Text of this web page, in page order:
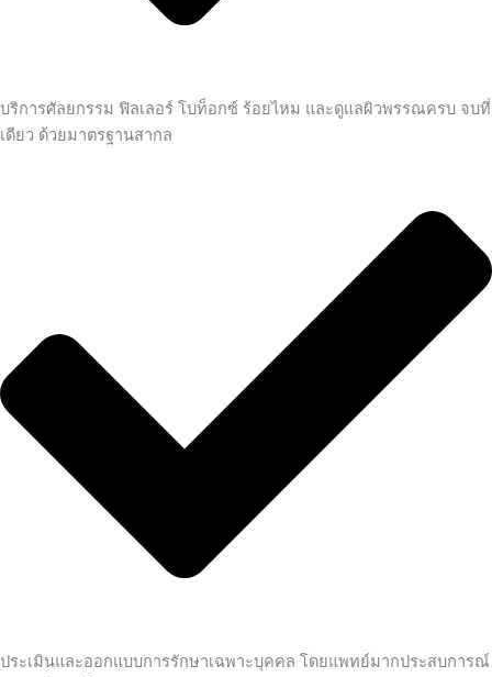
บริการศัลยกรรม ฟิลเลอร์ โบท็อกซ์ ร้อยไหม และดูแลผิวพรรณครบ จบที่
เดียว ด้วยมาตรฐานสากล
ประเมินและออกแบบการรักษาเฉพาะบุคคล โดยแพทย์มากประสบการณ์